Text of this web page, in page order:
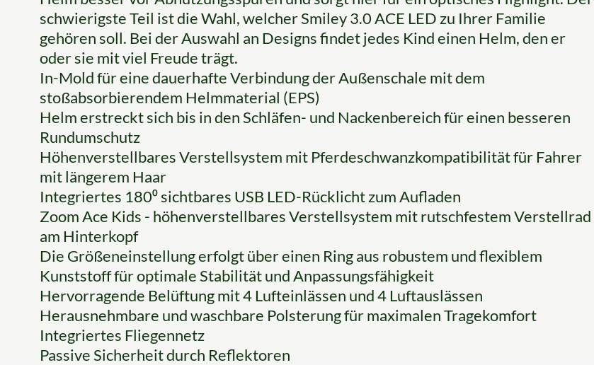
schwierigste Teil ist die Wahl, welcher Smiley 3.0 ACE LED zu Ihrer Familie
gehören soll. Bei der Auswahl an Designs findet jedes Kind einen Helm, den er
oder sie mit viel Freude trägt.
In-Mold für eine dauerhafte Verbindung der Außenschale mit dem
stoßabsorbierendem Helmmaterial (EPS)
Helm erstreckt sich bis in den Schläfen- und Nackenbereich für einen besseren
Rundumschutz
Höhenverstellbares Verstellsystem mit Pferdeschwanzkompatibilität für Fahrer
mit längerem Haar
Integriertes 180⁰ sichtbares USB LED-Rücklicht zum Aufladen
Zoom Ace Kids - höhenverstellbares Verstellsystem mit rutschfestem Verstellrad
am Hinterkopf
Die Größeneinstellung erfolgt über einen Ring aus robustem und flexiblem
Kunststoff für optimale Stabilität und Anpassungsfähigkeit
Hervorragende Belüftung mit 4 Lufteinlässen und 4 Luftauslässen
Herausnehmbare und waschbare Polsterung für maximalen Tragekomfort
Integriertes Fliegennetz
Passive Sicherheit durch Reflektoren